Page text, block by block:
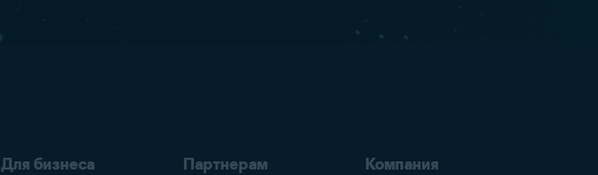
Для бизнеса Партнерам Компания